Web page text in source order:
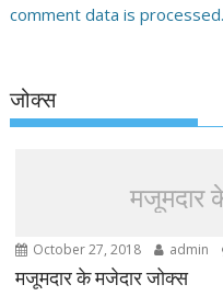
comment data is processed.
जोक्स
मजूमदार
October 27, 2018 admin
मजूमदार के मजेदार जोक्स